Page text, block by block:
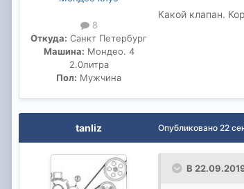
8
Откуда: Санкт Петербург
Машина: Мондео. 4
2.0литра
Пол: Мужчина
Какой клапан.
tanliz Опубликовано 22
В